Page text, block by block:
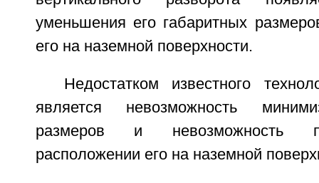
уменьшения его габаритных
его на наземной поверхности.
Недостатком известного
является невозможность
размеров и невозможность
расположении его на наземной